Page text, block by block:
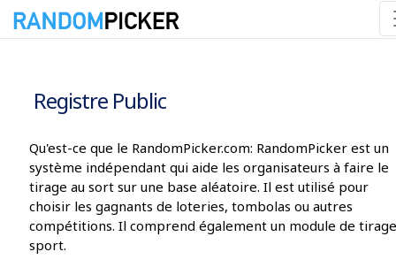
Registre Public
Qu'est-ce que le RandomPicker.com: RandomPicker est un
système indépendant qui aide les organisateurs à faire le
tirage au sort sur une base aléatoire. Il est utilisé pour
choisir les gagnants de loteries, tombolas ou autres
compétitions. Il comprend également un module de tirage
sport.